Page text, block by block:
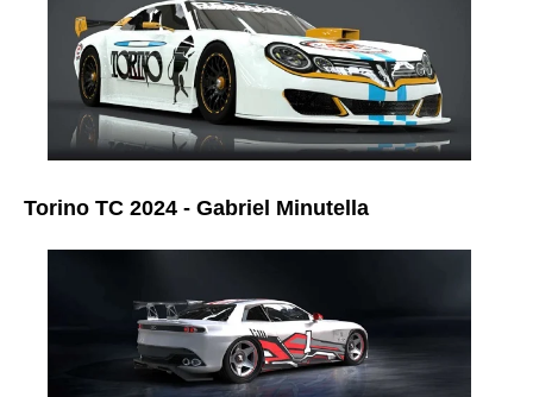
Torino TC 2024 - Gabriel Minutella